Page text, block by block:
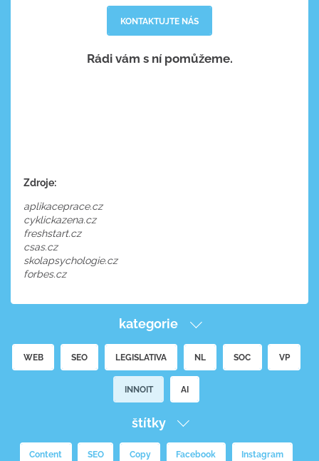
KONTAKTUJTE NÁS
Rádi vám s ní pomůžeme.
Zdroje:
aplikaceprace.cz
cyklickazena.cz
freshstart.cz
csas.cz
skolapsychologie.cz
forbes.cz
kategorie
WEB SEO LEGISLATIVA NL SOC VP
INNOIT AI
štítky
Content SEO Copy Facebook Instagram